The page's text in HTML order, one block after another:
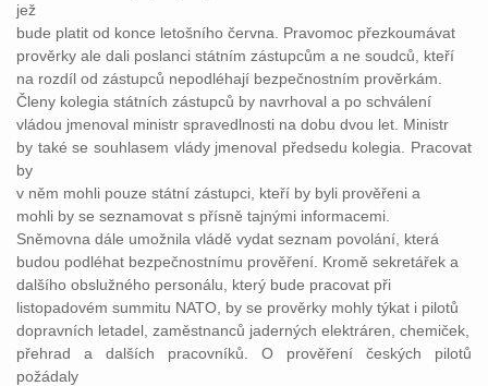
jež
bude platit od konce letošního června. Pravomoc přezkoumávat
prověrky ale dali poslanci státním zástupcům a ne soudců, kteří
na rozdíl od zástupců nepodléhají bezpečnostním prověrkám.
Členy kolegia státních zástupců by navrhoval a po schválení
vládou jmenoval ministr spravedlnosti na dobu dvou let. Ministr
by také se souhlasem vlády jmenoval předsedu kolegia. Pracovat
by
v něm mohli pouze státní zástupci, kteří by byli prověřeni a
mohli by se seznamovat s přísně tajnými informacemi.
Sněmovna dále umožnila vládě vydat seznam povolání, která
budou podléhat bezpečnostnímu prověření. Kromě sekretářek a
dalšího obslužného personálu, který bude pracovat při
listopadovém summitu NATO, by se prověrky mohly týkat i pilotů
dopravních letadel, zaměstnanců jaderných elektráren, chemiček,
přehrad a dalších pracovníků. O prověření českých pilotů
požádaly